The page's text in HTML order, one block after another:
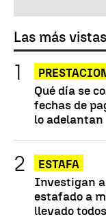
Las más vistas
Qué día se
fechas de
lo adelantan
ESTAFA
Investigan a
estafado a
llevado